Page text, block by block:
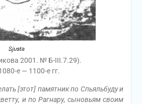
2001. № Б-III.7.29).
е — 1100-е гг.
[этот] памятник по Спьяльбуду и
и по Рагнару, сыновьям своим